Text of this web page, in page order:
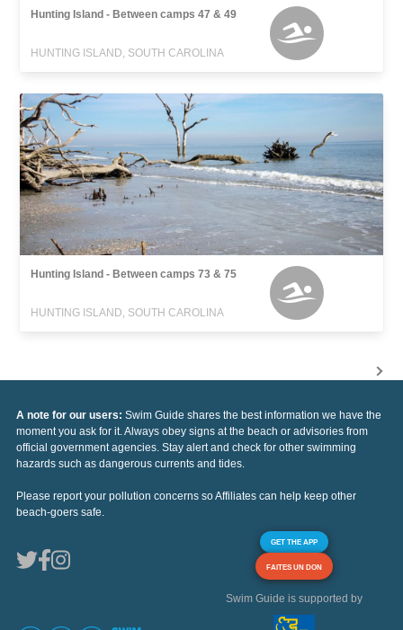
Hunting Island - Between camps 47 & 49
HUNTING ISLAND, SOUTH CAROLINA
Hunting Island - Between camps 73 & 75
HUNTING ISLAND, SOUTH CAROLINA
A note for our users: Swim Guide shares the best information we have the
moment you ask for it. Always obey signs at the beach or advisories from
official government agencies. Stay alert and check for other swimming
hazards such as dangerous currents and tides.
Please report your pollution concerns so Affiliates can help keep other
beach-goers safe.
GET THE APP
FAITES UN DON
Swim Guide is supported by